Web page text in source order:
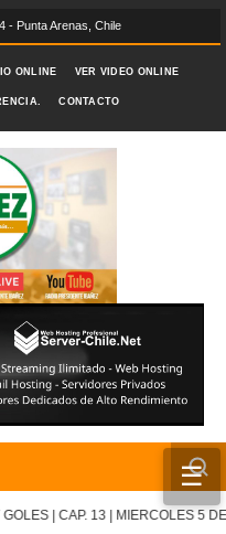
- Punta Arenas, Chile
ONLINE VER VIDEO ONLINE
CONTACTO
☰
| CAP. 13 | MIERCOLES 5 DE